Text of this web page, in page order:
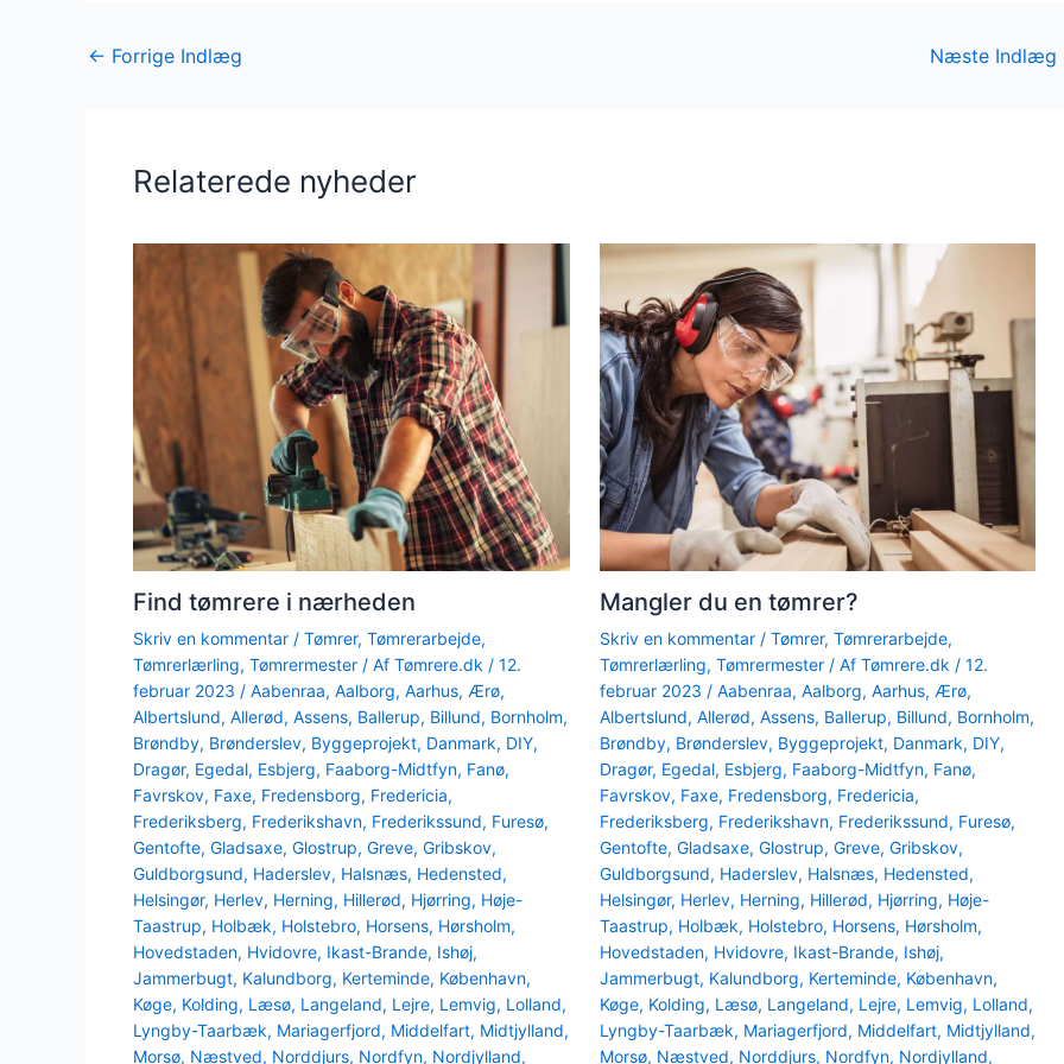
← Forrige Indlæg Næste Indlæg
Relaterede nyheder
Find tømrere i nærheden
Skriv en kommentar / Tømrer, Tømrerarbejde,
Tømrerlærling, Tømrermester / Af Tømrere.dk / 12.
februar 2023 / Aabenraa, Aalborg, Aarhus, Ærø,
Albertslund, Allerød, Assens, Ballerup, Billund, Bornholm,
Brøndby, Brønderslev, Byggeprojekt, Danmark, DIY,
Dragør, Egedal, Esbjerg, Faaborg-Midtfyn, Fanø,
Favrskov, Faxe, Fredensborg, Fredericia,
Frederiksberg, Frederikshavn, Frederikssund, Furesø,
Gentofte, Gladsaxe, Glostrup, Greve, Gribskov,
Guldborgsund, Haderslev, Halsnæs, Hedensted,
Helsingør, Herlev, Herning, Hillerød, Hjørring, Høje-
Taastrup, Holbæk, Holstebro, Horsens, Hørsholm,
Hovedstaden, Hvidovre, Ikast-Brande, Ishøj,
Jammerbugt, Kalundborg, Kerteminde, København,
Køge, Kolding, Læsø, Langeland, Lejre, Lemvig, Lolland,
Lyngby-Taarbæk, Mariagerfjord, Middelfart, Midtjylland,
Morsø, Næstved, Norddjurs, Nordfyn, Nordjylland,
Mangler du en tømrer?
Skriv en kommentar / Tømrer, Tømrerarbejde,
Tømrerlærling, Tømrermester/ Af Tømrere.dk / 12.
februar 2023 / Aabenraa, Aalborg, Aarhus, Ærø,
Albertslund, Allerød, Assens, Ballerup, Billund, Bornholm,
Brøndby, Brønderslev, Byggeprojekt, Danmark, DIY,
Dragør, Egedal, Esbjerg, Faaborg-Midtfyn, Fanø,
Favrskov, Faxe, Fredensborg, Fredericia,
Frederiksberg, Frederikshavn, Frederikssund, Furesø,
Gentofte, Gladsaxe, Glostrup, Greve, Gribskov,
Guldborgsund, Haderslev, Halsnæs, Hedensted,
Helsingør, Herlev, Herning, Hillerød, Hjørring, Høje-
Taastrup, Holbæk, Holstebro, Horsens, Hørsholm,
Hovedstaden, Hvidovre, Ikast-Brande, Ishøj,
Jammerbugt, Kalundborg, Kerteminde, København,
Køge, Kolding, Læsø, Langeland, Lejre, Lemvig, Lolland,
Lyngby-Taarbæk, Mariagerfjord, Middelfart, Midtjylland,
Morsø, Næstved, Norddjurs, Nordfyn, Nordjylland,